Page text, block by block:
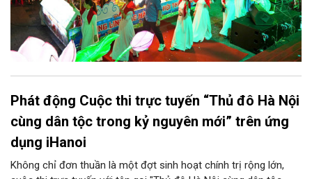
Phát động Cuộc thi trực tuyến “Thủ đô Hà Nội
cùng dân tộc trong kỷ nguyên mới” trên ứng
dụng iHanoi
Không chỉ đơn thuần là một đợt sinh hoạt chính trị rộng lớn,